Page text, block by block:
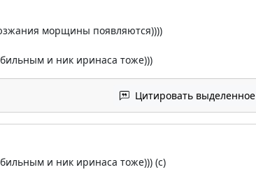
морщины появляются))))
и ник иринаса тоже)))
Цитировать выделенное
и ник иринаса тоже))) (c)